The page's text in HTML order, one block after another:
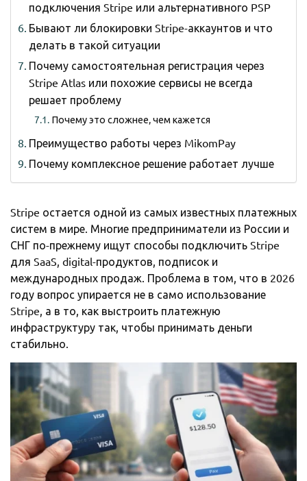
подключения Stripe или альтернативного PSP
Бывают ли блокировки Stripe-аккаунтов и что
делать в такой ситуации
Почему самостоятельная регистрация через
Stripe Atlas или похожие сервисы не всегда
решает проблему
Почему это сложнее, чем кажется
Преимущество работы через MikomPay
Почему комплексное решение работает лучше
Stripe остается одной из самых известных платежных
систем в мире. Многие предприниматели из России и
СНГ по-прежнему ищут способы подключить Stripe
для SaaS, digital-продуктов, подписок и
международных продаж. Проблема в том, что в 2026
году вопрос упирается не в само использование
Stripe, а в то, как выстроить платежную
инфраструктуру так, чтобы принимать деньги
стабильно.